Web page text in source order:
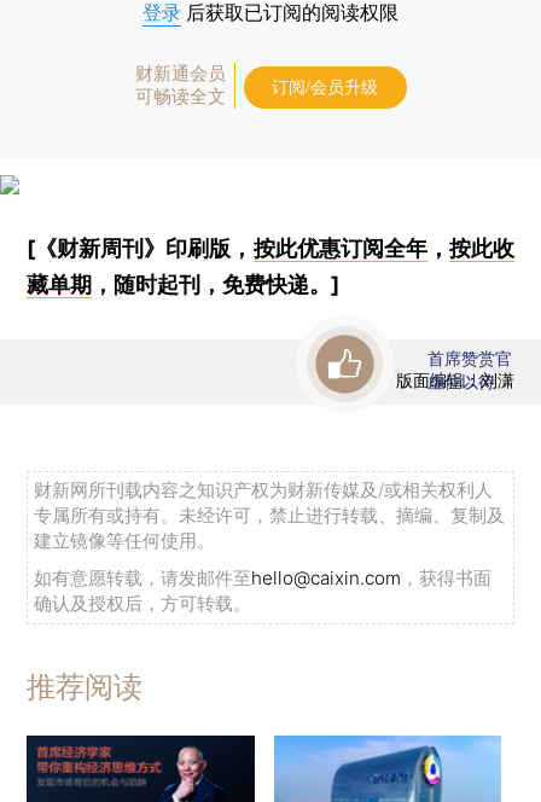
登录 后获取已订阅的阅读权限
财新通会员
可畅读全文
订阅/会员升级
[《财新周刊》印刷版， 按此优惠订阅全年， 按此收
藏单期 ，随时起刊，免费快递。]
版面编辑：刘潇
首席赞赏官
虚位以待
财新网所刊载内容之知识产权为财新传媒及/或相关权利人
专属所有或持有。未经许可，禁止进行转载、摘编、复制及
建立镜像等任何使用。
如有意愿转载，请发邮件至hello@caixin.com ，获得书面
确认及授权后，方可转载。
推荐阅读